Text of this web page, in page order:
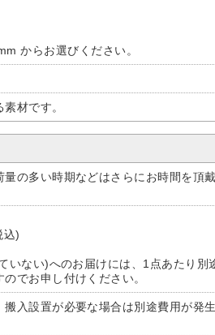
からお選びください。
材です。
の多い時期などはさらにお時間を頂
込)
ない)へのお届けには、1点あたり別
でお申し付けください。
入設置が必要な場合は別途費用が発